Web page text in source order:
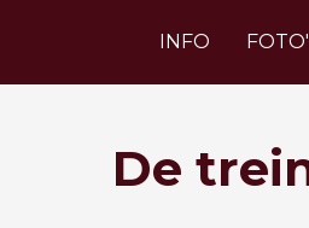
INFO
De